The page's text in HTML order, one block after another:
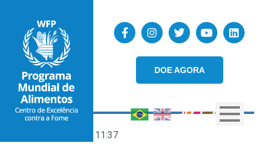
DOE AGORA
11:37